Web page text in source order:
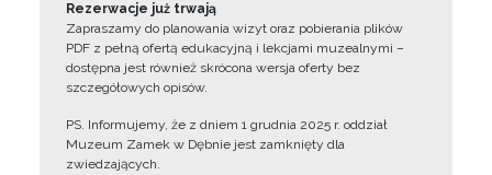
Rezerwacje już trwają
Zapraszamy do planowania wizyt oraz pobierania plików
PDF z pełną ofertą edukacyjną i lekcjami muzealnymi –
dostępna jest również skrócona wersja oferty bez
szczegółowych opisów.
PS. Informujemy, że z dniem 1 grudnia 2025 r. oddział
Muzeum Zamek w Dębnie jest zamknięty dla
zwiedzających.